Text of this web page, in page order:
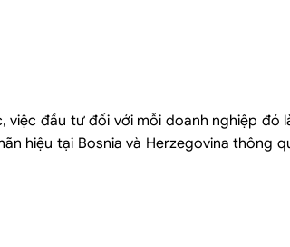
đầu tư đối với mỗi doanh nghiệp đó
hiệu tại Bosnia và Herzegovina thông